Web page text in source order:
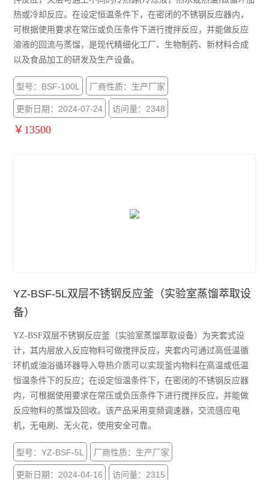
热或冷却反应。在设定恒温条件下，在密闭的不锈钢反应器内，
可根据使用要求在常压或负压条件下进行搅拌反应，并能做反应
溶液的回流与蒸馏，是现代精细化工厂、生物制药、新材料合成
以及食品加工的研发及生产设备。
型号：BSF-100L 厂商性质：生产厂家
更新日期：2024-07-24 访问量：2348
￥13500
YZ-BSF-5L双层不锈钢反应釜（实验室蒸馏萃取设
备）
YZ-BSF双层不锈钢反应釜（实验室蒸馏萃取设备）为夹套式设
计，其内层放入反应物料可做搅拌反应，夹套内可通过高低温循
环机或油浴循环器导入导热介质可以实现釜内物料在高温或低温
恒温条件下的反应；在设定恒温条件下，在密闭的不锈钢反应器
内，可根据使用要求在常压或负压条件下进行搅拌反应，并能做
反应物料的蒸馏及回收。该产品采用变频调速器，交流感应电
机，无电刷、无火花，使用安全可靠。
型号：YZ-BSF-5L 厂商性质：生产厂家
更新日期：2024-04-16 访问量：2315